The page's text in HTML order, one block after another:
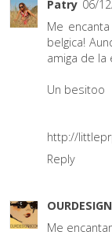
Patry 06/
Me
belgica!
amiga de la
Un besitoo
http://
Reply
Me